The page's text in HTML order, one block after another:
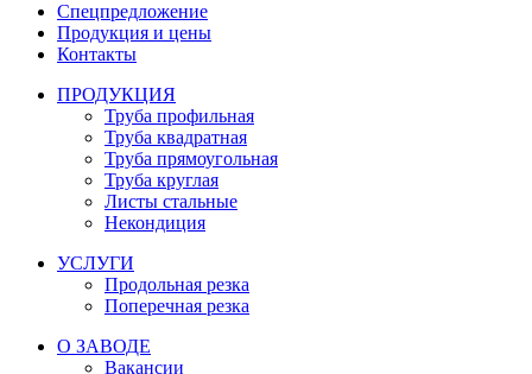
Спецпредложение
Продукция и цены
Контакты
ПРОДУКЦИЯ
Труба профильная
Труба квадратная
Труба прямоугольная
Труба круглая
Листы стальные
Некондиция
УСЛУГИ
Продольная резка
Поперечная резка
О ЗАВОДЕ
Вакансии